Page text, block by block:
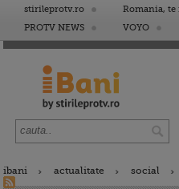
stirileprotv.ro Romania, te
PROTV NEWS
VOYO
ibani actualitate social